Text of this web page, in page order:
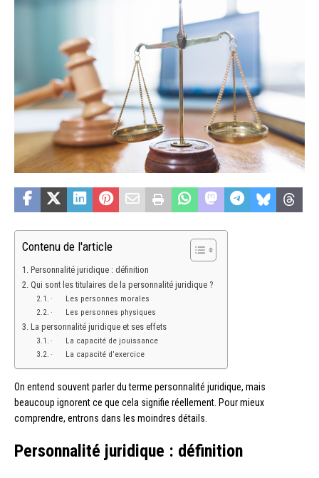
Contenu de l'article
Personnalité juridique : définition
Qui sont les titulaires de la personnalité juridique ?
· Les personnes morales
· Les personnes physiques
La personnalité juridique et ses effets
· La capacité de jouissance
· La capacité d’exercice
On entend souvent parler du terme personnalité juridique, mais
beaucoup ignorent ce que cela signifie réellement. Pour mieux
comprendre, entrons dans les moindres détails.
Personnalité juridique : définition